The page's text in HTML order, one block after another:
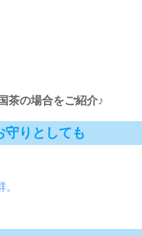
茶の場合をご紹介♪
りとしても